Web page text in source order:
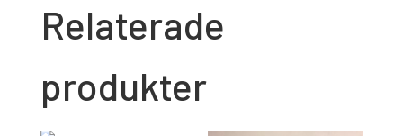
Relaterade
produkter